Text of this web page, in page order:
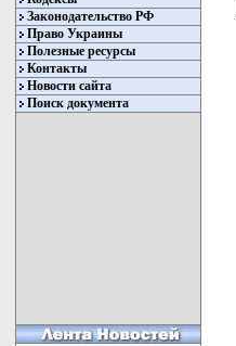
Законодательство РФ
Право Украины
Полезные ресурсы
Контакты
Новости сайта
Поиск документа